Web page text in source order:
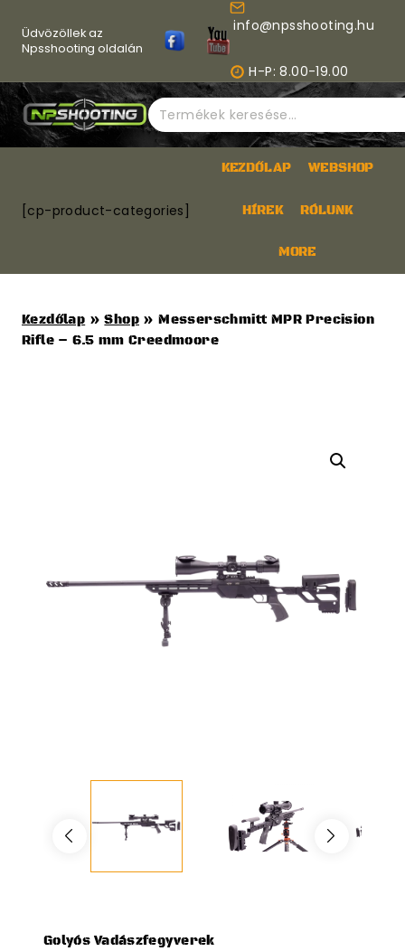
content
Üdvözöllek az
Npsshooting oldalán
info@npsshooting.hu
H-P: 8.00-19.00
Keresés
a
következőre:
[cp-product-categories]
KEZDŐLAP WEBSHOP
HÍREK RÓLUNK
MORE
Kezdőlap »Shop »Messerschmitt MPR Precision
Rifle – 6.5 mm Creedmoore
Golyós Vadászfegyverek